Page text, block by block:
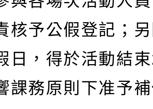
核予公假登記；
日，得於活動結束
課務原則下准予